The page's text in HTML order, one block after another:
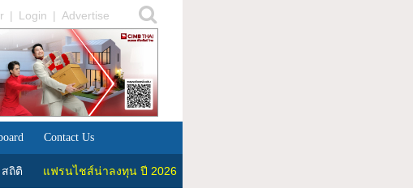
| Login | Advertise
Contact Us
สถิติ แฟรนไชส์น่าลงทุน ปี 2026